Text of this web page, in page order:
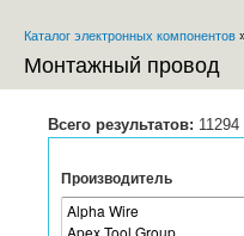
Вы здесь
Каталог электронных компонентов
Монтажный провод
Всего результатов: 11294
Производитель